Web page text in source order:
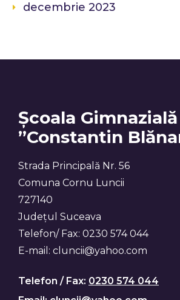
decembrie 2023
Școala Gimnazială
”Constantin
Strada Principală Nr. 56
Comuna Cornu Luncii
727140
Județul Suceava
Telefon/ Fax: 0230 574 044
E-mail: cluncii@yahoo.com
Telefon / Fax: 0230 574 044